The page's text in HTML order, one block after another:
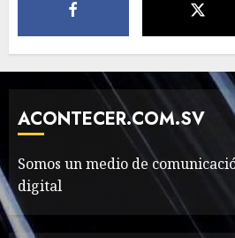
The full
cave
MAYO 14,
Valentino
ACONTECER.COM.SV
Somos un medio de
digital